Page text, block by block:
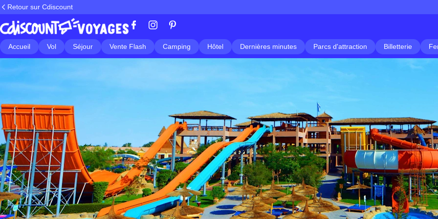
Retour sur Cdiscount
Accueil Vol Séjour Vente Flash Camping Hôtel Dernières minutes Parcs d'attraction Billetterie